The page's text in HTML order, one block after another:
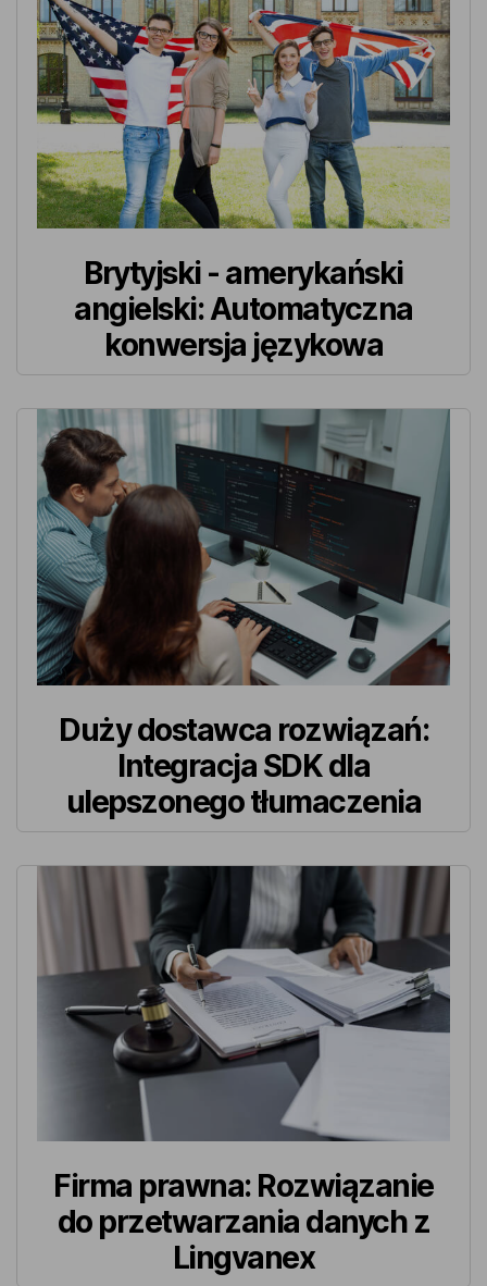
Brytyjski - amerykański
angielski: Automatyczna
konwersja językowa
Duży dostawca rozwiązań:
Integracja SDK dla
ulepszonego tłumaczenia
Firma prawna: Rozwiązanie
do przetwarzania danych z
Lingvanex